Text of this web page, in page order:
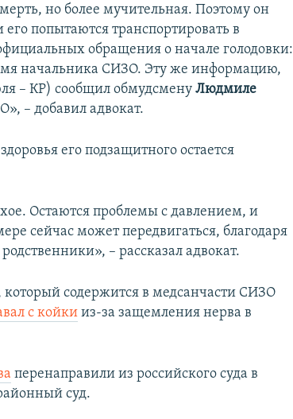
но более мучительная. Поэтому он
его попытаются транспортировать в
обращения о начале голодовки:
начальника СИЗО. Эту же информацию,
– КР) сообщил обмудсменуЛюдмиле
– добавил адвокат.
его подзащитного остается
Остаются проблемы с давлением, и
сейчас может передвигаться, благодаря
– рассказал адвокат.
который содержится в медсанчасти СИЗО
с койки из-за защемления нерва в
перенаправили из российского суда в
суд.